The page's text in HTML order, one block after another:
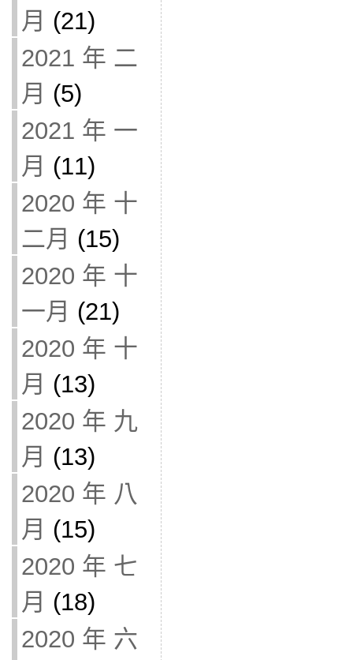
月 (21)
2021 年 二
月 (5)
2021 年 一
月 (11)
2020 年 十
二月 (15)
2020 年 十
一月 (21)
2020 年 十
月 (13)
2020 年 九
月 (13)
2020 年 八
月 (15)
2020 年 七
月 (18)
2020 年 六